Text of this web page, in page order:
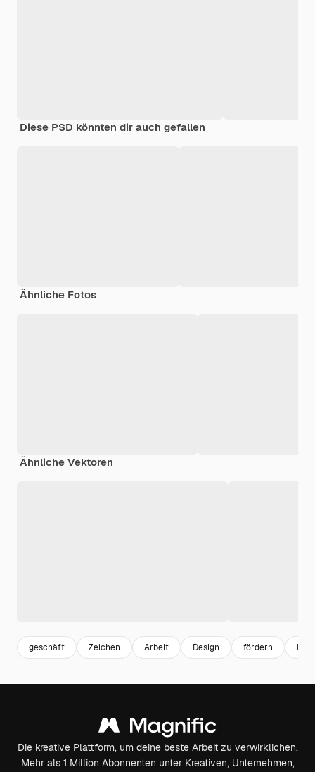
Diese PSD könnten dir auch gefallen
Ähnliche Fotos
Ähnliche Vektoren
geschäft Zeichen Arbeit Design fördern
Die kreative Plattform, um deine beste Arbeit zu verwirklichen.
Mehr als 1 Million Abonnenten unter Kreativen, Unternehmen,